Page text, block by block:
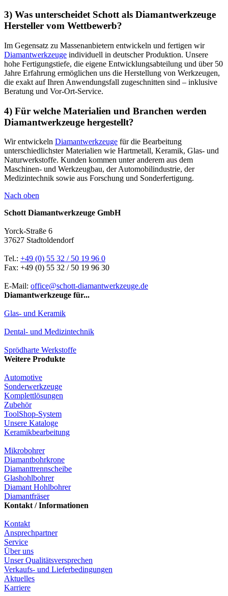
3) Was unterscheidet Schott als Diamantwerkzeuge
Hersteller vom Wettbewerb?
Im Gegensatz zu Massenanbietern entwickeln und fertigen wir
Diamantwerkzeuge individuell in deutscher Produktion. Unsere
hohe Fertigungstiefe, die eigene Entwicklungsabteilung und über 50
Jahre Erfahrung ermöglichen uns die Herstellung von Werkzeugen,
die exakt auf Ihren Anwendungsfall zugeschnitten sind – inklusive
Beratung und Vor-Ort-Service.
4) Für welche Materialien und Branchen werden
Diamantwerkzeuge hergestellt?
Wir entwickeln Diamantwerkzeuge für die Bearbeitung
unterschiedlichster Materialien wie Hartmetall, Keramik, Glas- und
Naturwerkstoffe. Kunden kommen unter anderem aus dem
Maschinen- und Werkzeugbau, der Automobilindustrie, der
Medizintechnik sowie aus Forschung und Sonderfertigung.
Nach oben
Schott Diamantwerkzeuge GmbH
Yorck-Straße 6
37627 Stadtoldendorf
Tel.: +49 (0) 55 32 / 50 19 96 0
Fax: +49 (0) 55 32 / 50 19 96 30
E-Mail: office@schott-diamantwerkzeuge.de
Diamantwerkzeuge für...
Glas- und Keramik
Dental- und Medizintechnik
Sprödharte Werkstoffe
Weitere Produkte
Automotive
Sonderwerkzeuge
Komplettlösungen
Zubehör
ToolShop-System
Unsere Kataloge
Keramikbearbeitung
Mikrobohrer
Diamantbohrkrone
Diamanttrennscheibe
Glashohlbohrer
Diamant Hohlbohrer
Diamantfräser
Kontakt / Informationen
Kontakt
Ansprechpartner
Service
Über uns
Unser Qualitätsversprechen
Verkaufs- und Lieferbedingungen
Aktuelles
Karriere